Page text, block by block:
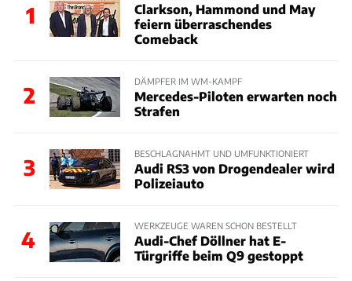
1
Clarkson, Hammond und May
feiern überraschendes
Comeback
2
DÄMPFER IM WM-KAMPF
Mercedes-Piloten erwarten noch
Strafen
3
BESCHLAGNAHMT UND UMFUNKTIONIERT
Audi RS3 von Drogendealer wird
Polizeiauto
4
WERKZEUGE WAREN SCHON BESTELLT
Audi-Chef Döllner hat E-
Türgriffe beim Q9 gestoppt